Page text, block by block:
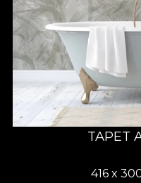
TAPET
416 x